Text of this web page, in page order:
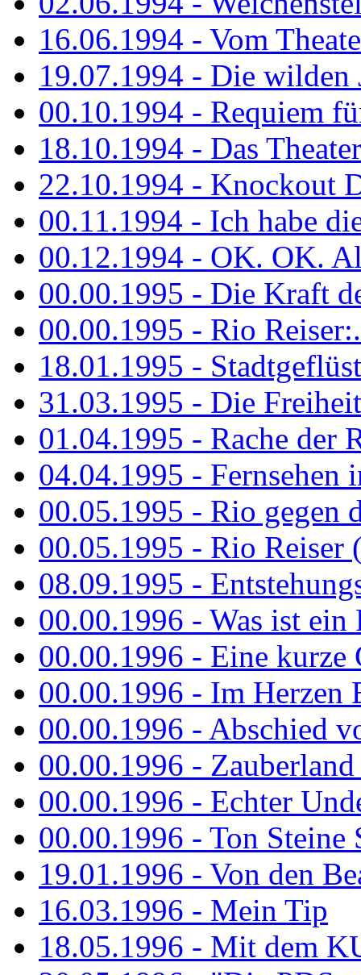
16.06.1994 - Vom
19.07.1994 - Die wilden
00.10.1994 - Requiem
18.10.1994 - Das
22.10.1994 - Knockout
00.11.1994 - Ich habe
00.12.1994 - OK. OK.
00.00.1995 - Die Kraft
00.00.1995 - Rio
18.01.1995 -
31.03.1995 - Die
01.04.1995 - Rache der
04.04.1995 - Fernsehen
00.05.1995 - Rio gegen
00.05.1995 - Rio Reiser
08.09.1995 -
00.00.1996 - Was ist ein
00.00.1996 - Eine kurze
00.00.1996 - Im Herzen
00.00.1996 - Abschied
00.00.1996 -
00.00.1996 - Echter
00.00.1996 - Ton Steine
19.01.1996 - Von den
16.03.1996 - Mein Tip
18.05.1996 - Mit dem